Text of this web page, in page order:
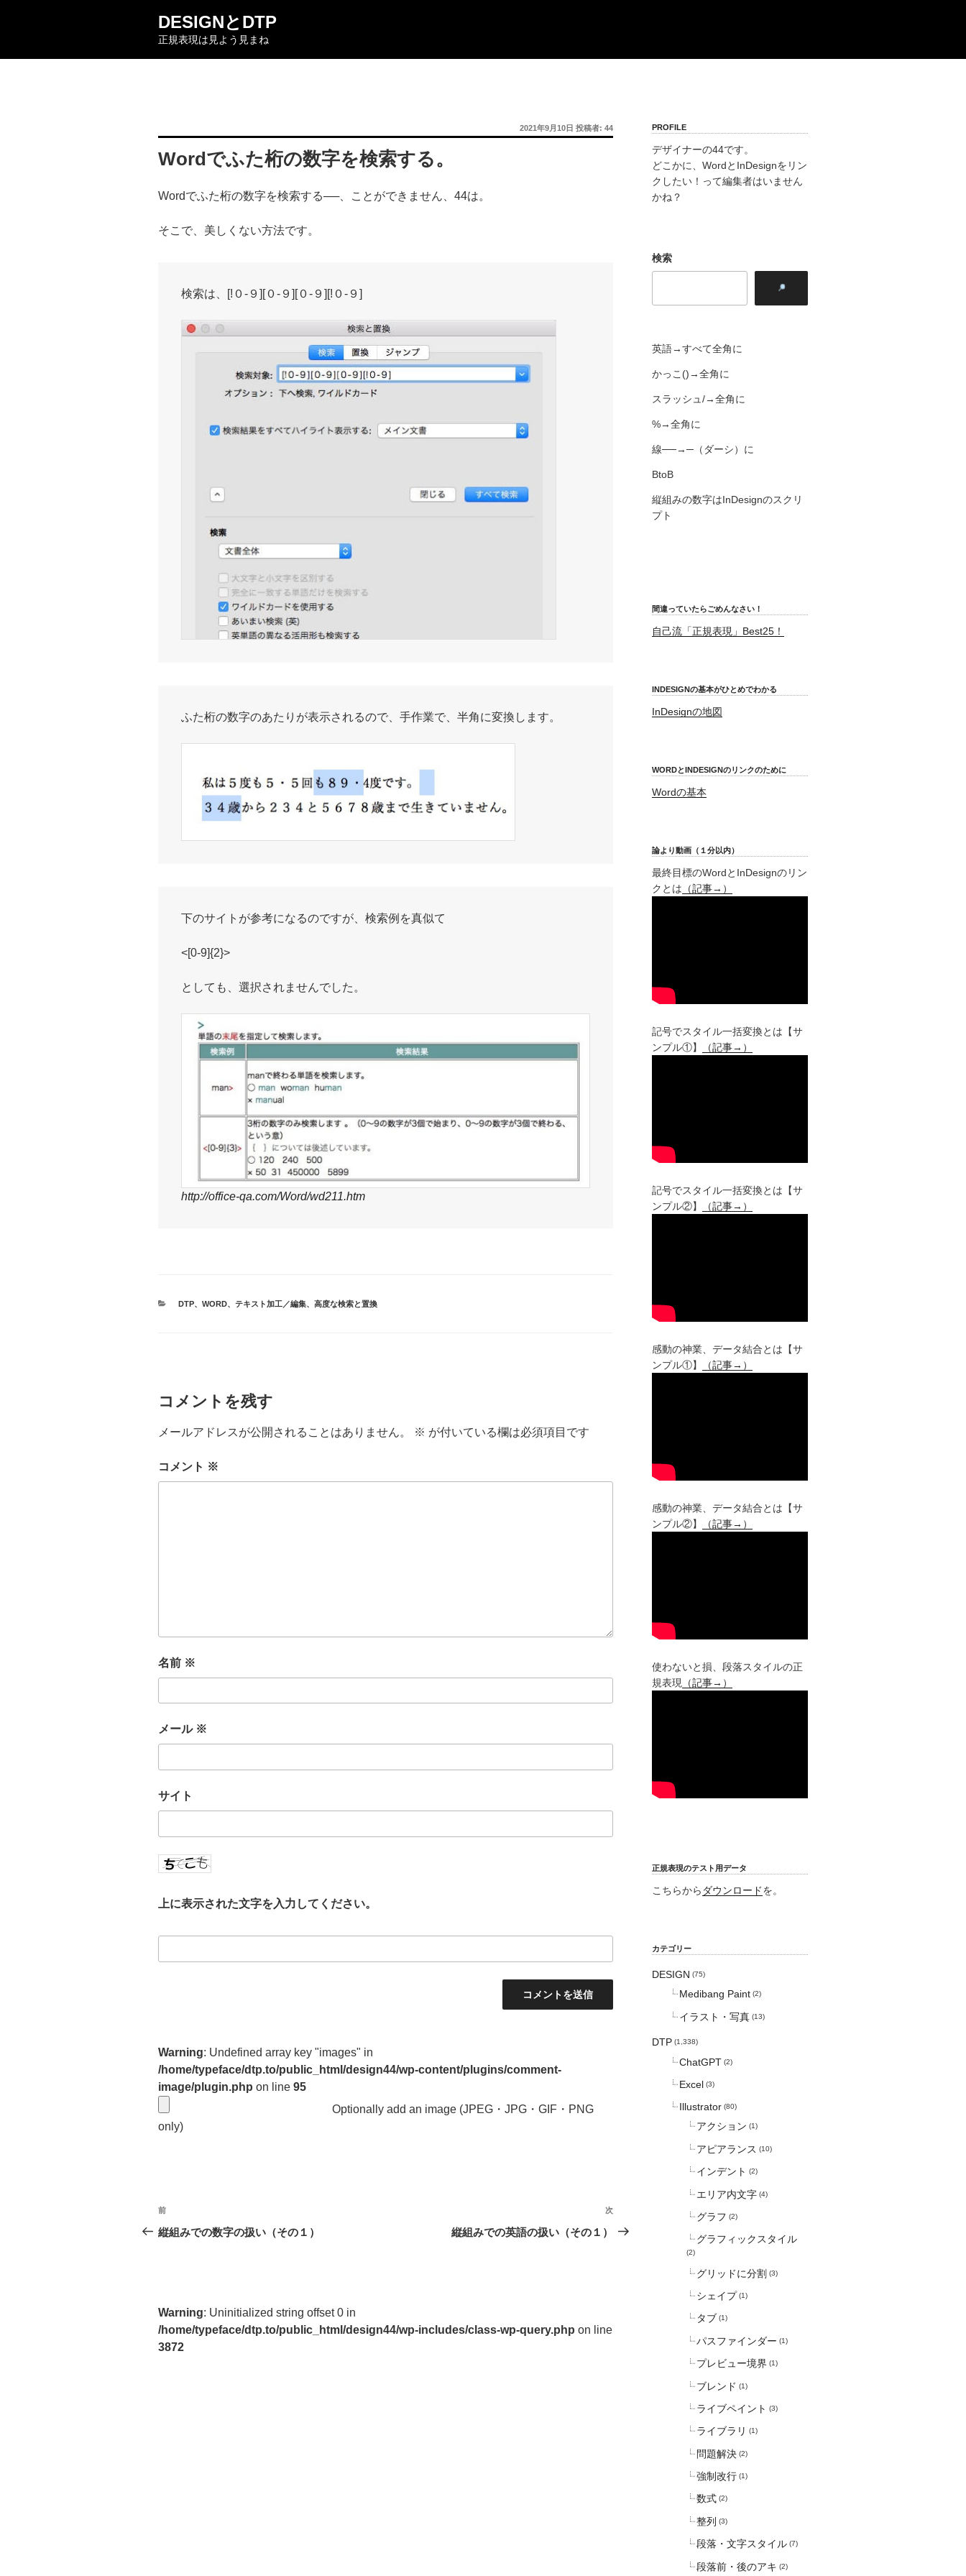
ン
DESIGNとDTP
正規表現は見よう見まね
投
稿
2021年9月10日 投稿者: 44
Wordでふた桁の数字を検索する。
Wordでふた桁の数字を検索する──、ことができません、44は。
そこで、美しくない方法です。
検索は、[!０-９][０-９][０-９][!０-９]
ふた桁の数字のあたりが表示されるので、手作業で、半角に変換します。
下のサイトが参考になるのですが、検索例を真似て
<[0-9]{2}>
としても、選択されませんでした。
http://office-qa.com/Word/wd211.htm
カ
DTP、 WORD、 テキスト加工／編集、 高度な検索と置換
コメントを残す
メールアドレスが公開されることはありません。 ※ が付いている欄は必須項目です
コメント ※
名前 ※
メール ※
サイト
上に表示された文字を入力してください。
Warning: Undefined array key "images" in
/home/typeface/dtp.to/public_html/design44/wp-content/plugins/comment-
image/plugin.php on line 95
Optionally add an image (JPEG・JPG・GIF・PNG
only)
投
稿
ゲ
ー
前
の
前
縦組みでの数字の扱い（その１）
次
の
次
縦組みでの英語の扱い（その１）
Warning: Uninitialized string offset 0 in
/home/typeface/dtp.to/public_html/design44/wp-includes/class-wp-query.php on line
3872
PROFILE
デザイナーの44です。
どこかに、WordとInDesignをリン
クしたい！って編集者はいません
かね？
検索
英語→すべて全角に
かっこ()→全角に
スラッシュ/→全角に
%→全角に
線──→─（ダーシ）に
BtoB
縦組みの数字はInDesignのスクリ
プト
間違っていたらごめんなさい！
自己流「正規表現」Best25！
INDESIGNの基本がひとめでわかる
InDesignの地図
WORDとINDESIGNのリンクのために
Wordの基本
論より動画（１分以内）
最終目標のWordとInDesignのリン
クとは （記事→）
記号でスタイル一括変換とは【サ
ンプル①】
（記事→）
記号でスタイル一括変換とは【サ
ンプル②】
（記事→）
感動の神業、データ結合とは【サ
ンプル①】
（記事→）
感動の神業、データ結合とは【サ
ンプル②】
（記事→）
使わないと損、段落スタイルの正
規表現
（記事→）
正規表現のテスト用データ
こちらから ダウンロードを。
カテゴリー
DESIGN (75)
Medibang Paint (2)
イラスト・写真 (13)
DTP (1,338)
ChatGPT (2)
Excel (3)
Illustrator (80)
アクション (1)
アピアランス (10)
インデント (2)
エリア内文字 (4)
グラフ (2)
グラフィックスタイル
(2)
グリッドに分割 (3)
シェイプ (1)
タブ (1)
パスファインダー (1)
プレビュー境界 (1)
ブレンド (1)
ライブペイント (3)
ライブラリ (1)
問題解決 (2)
強制改行 (1)
数式 (2)
整列 (3)
段落・文字スタイル (7)
段落前・後のアキ (2)